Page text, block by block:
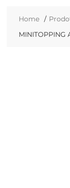
Home
MINITOPPING